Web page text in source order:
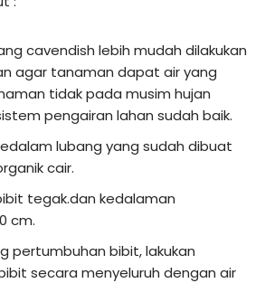
cavendish lebih mudah dilakukan
agar tanaman dapat air yang
tidak pada musim hujan
pengairan lahan sudah baik.
lubang yang sudah dibuat
cair.
tegak.dan kedalaman
cm.
pertumbuhan bibit, lakukan
secara menyeluruh dengan air